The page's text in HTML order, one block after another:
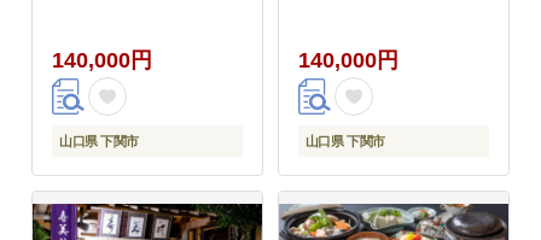
140,000円
山口県 下関市
140,000円
山口県 下関市